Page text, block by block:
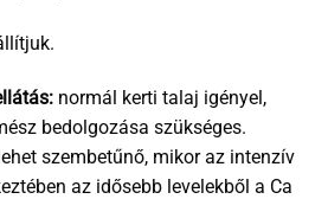
normál kerti talaj igényel,
bedolgozása szükséges.
szembetűnő, mikor az intenzív
az idősebb levelekből a Ca